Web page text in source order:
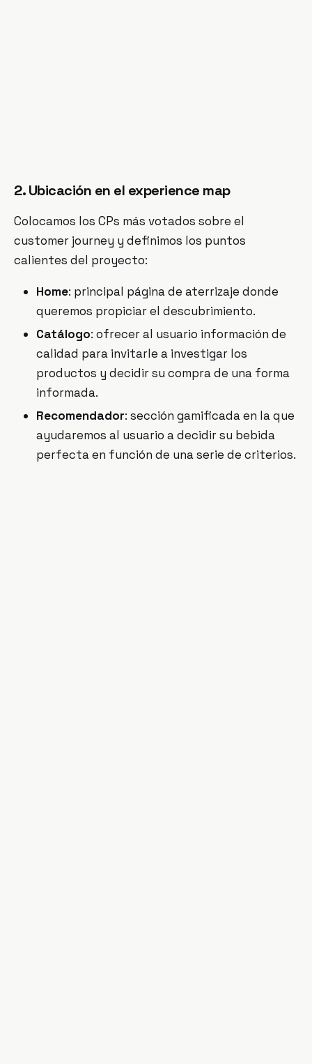
2. Ubicación en el experience map
Colocamos los CPs más votados sobre el
customer journey y definimos los puntos
calientes del proyecto:
Home: principal página de aterrizaje donde
queremos propiciar el descubrimiento.
Catálogo: ofrecer al usuario información de
calidad para invitarle a investigar los
productos y decidir su compra de una forma
informada.
Recomendador: sección gamificada en la que
ayudaremos al usuario a decidir su bebida
perfecta en función de una serie de criterios.